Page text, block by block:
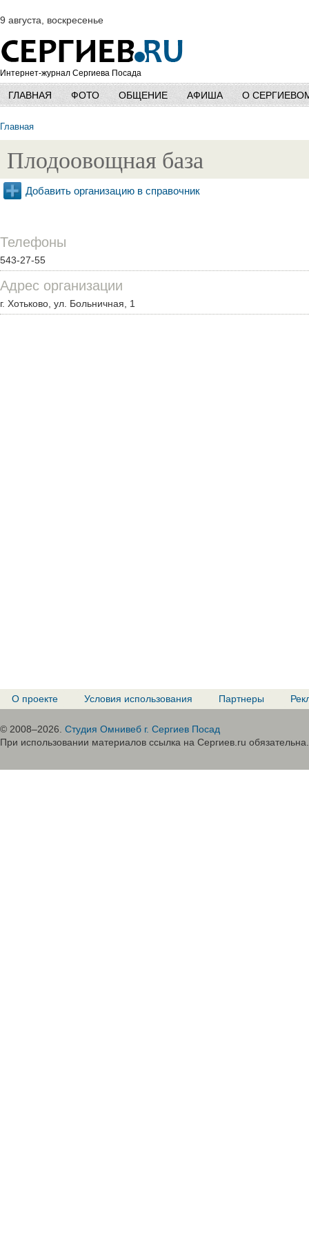
9 августа, воскресенье
Интернет-журнал Сергиева Посада
ГЛАВНАЯ ФОТО ОБЩЕНИЕ АФИША О
Главная
Плодоовощная база
Добавить организацию в справочник
Телефоны
543-27-55
Адрес организации
г. Хотьково, ул. Больничная, 1
О проекте Условия использования Партнеры
© 2008–2026. Студия Омнивеб г. Сергиев Посад
При использовании материалов ссылка на Сергиев.ru обязательна.